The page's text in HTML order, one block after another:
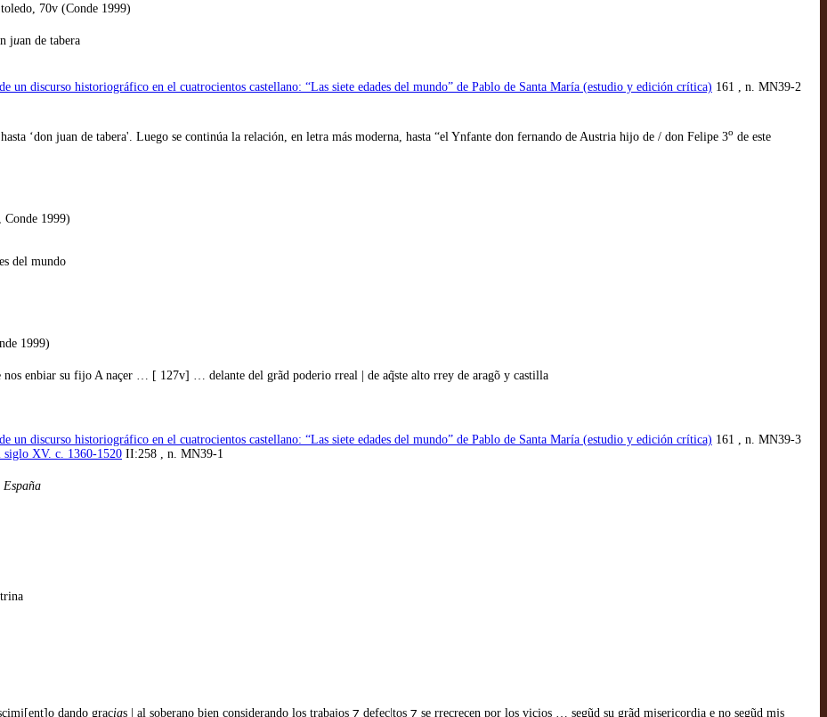
70v (Conde 1999)
juan de tabera
un discurso historiográfico en el cuatrocientos castellano: “Las siete edades del mundo” de Pablo de Santa María (estudio y edición crítica) 161 , n. MN39-2
‘don juan de tabera'. Luego se continúa la relación, en letra más moderna, hasta “el Ynfante don fernando de Austria hijo de / don Felipe 3o de este
1999)
del mundo
1999)
enbiar su fijo A naçer … [ 127v] … delante del grãd poderio rreal | de aq̃ste alto rrey de aragõ y castilla
un discurso historiográfico en el cuatrocientos castellano: “Las siete edades del mundo” de Pablo de Santa María (estudio y edición crítica) 161 , n. MN39-3
XV. c. 1360-1520 II:258 , n. MN39-1
dando gracias | al soberano bien considerando los trabajos ⁊ defec|tos ⁊ se rrecreçen por los viçios … segũd su grãd mjsericordia e no segũd mjs